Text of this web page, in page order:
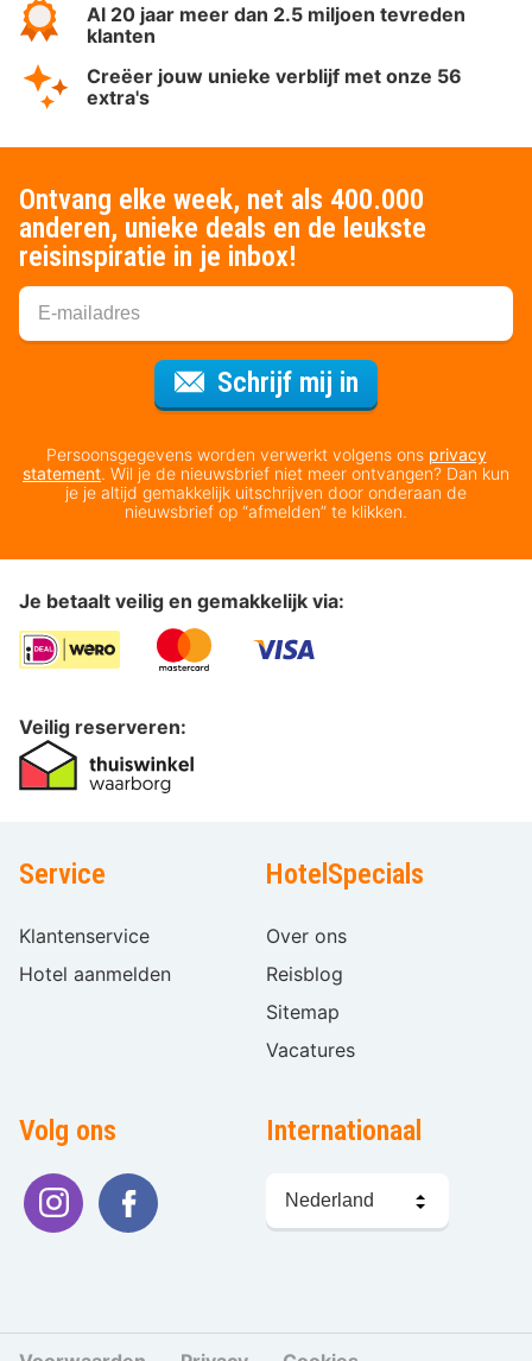
Al 20 jaar meer dan 2.5 miljoen tevreden
klanten
Creëer jouw unieke verblijf met onze 56
extra's
Ontvang elke week, net als 400.000
anderen, unieke deals en de leukste
reisinspiratie in je inbox!
Schrijf mij in
Persoonsgegevens worden verwerkt volgens ons privacy
statement. Wil je de nieuwsbrief niet meer ontvangen? Dan kun
je je altijd gemakkelijk uitschrijven door onderaan de
nieuwsbrief op “afmelden” te klikken.
Je betaalt veilig en gemakkelijk via:
Veilig reserveren:
Service
Klantenservice
Hotel aanmelden
HotelSpecials
Over ons
Reisblog
Sitemap
Vacatures
Volg ons Internationaal
kiezen